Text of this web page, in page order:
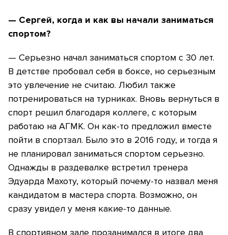
— Сергей, когда и как вы начали заниматься
спортом?
— Серьезно начал заниматься спортом с 30 лет.
В детстве пробовал себя в боксе, но серьезным
это увлечение не считаю. Любил также
потренироваться на турниках. Вновь вернуться в
спорт решил благодаря коллеге, с которым
работаю на АГМК. Он как-то предложил вместе
пойти в спортзал. Было это в 2016 году, и тогда я
не планировал заниматься спортом серьезно.
Однажды в раздевалке встретил тренера
Эдуарда Махоту, который почему-то назвал меня
кандидатом в мастера спорта. Возможно, он
сразу увидел у меня какие-то данные.
В спортивном зале прозанимался в итоге два